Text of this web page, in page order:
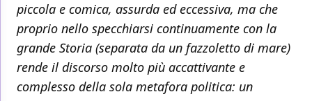
piccola e comica, assurda ed eccessiva, ma che
proprio nello specchiarsi continuamente con la
grande Storia (separata da un fazzoletto di mare)
rende il discorso molto più accattivante e
complesso della sola metafora politica: un